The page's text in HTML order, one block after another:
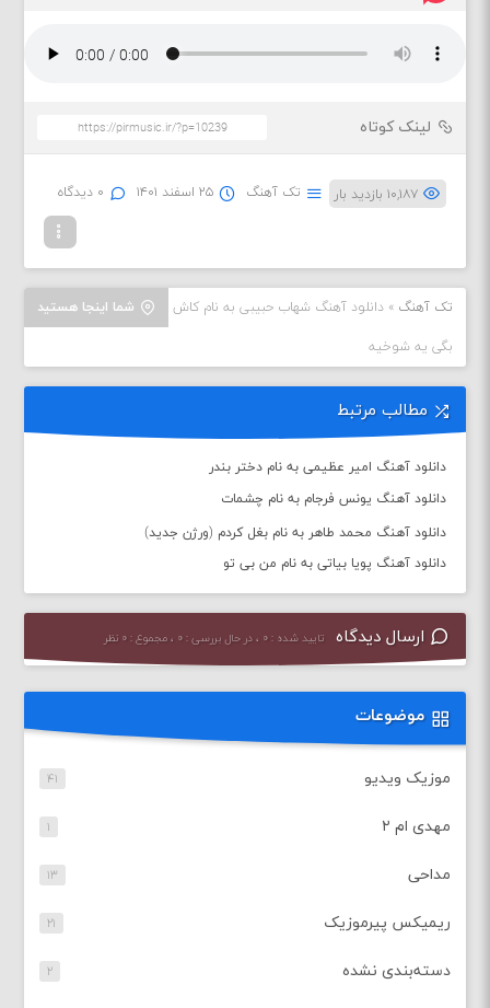
لینک کوتاه
۱۰,۱۸۷ بازدید بار تک آهنگ ۲۵ اسفند ۱۴۰۱ ۰ دیدگاه
شما اینجا هستید تک آهنگ »دانلود آهنگ شهاب حبیبی به نام کاش
بگی یه شوخیه
مطالب مرتبط
دانلود آهنگ امیر عظیمی به نام دختر بندر
دانلود آهنگ یونس فرجام به نام چشمات
دانلود آهنگ محمد طاهر به نام بغل کردم (ورژن جدید)
دانلود آهنگ پویا بیاتی به نام من بی تو
ارسال دیدگاه تایید شده : ۰ ، در حال بررسی : ۰ ، مجموع : ۰ نظر
موضوعات
موزیک ویدیو ۴۱
مهدی ام ۲ ۱
مداحی ۱۳
ریمیکس پیرموزیک ۲۱
دسته‌بندی نشده ۲